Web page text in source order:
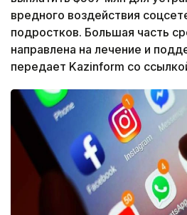
вредного воздействия
подростков. Большая часть
направлена на лечение и
передает Kazinform со